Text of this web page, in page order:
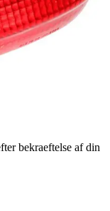
bekraeftelse af din